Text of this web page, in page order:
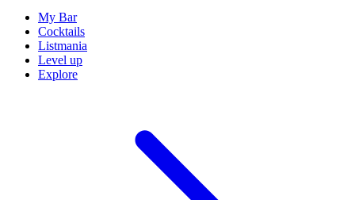
My Bar
Cocktails
Listmania
Level up
Explore